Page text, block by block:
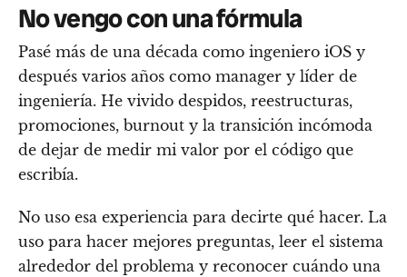
No vengo con una fórmula
Pasé más de una década como ingeniero iOS y
después varios años como manager y líder de
ingeniería. He vivido despidos, reestructuras,
promociones, burnout y la transición incómoda
de dejar de medir mi valor por el código que
escribía.
No uso esa experiencia para decirte qué hacer. La
uso para hacer mejores preguntas, leer el sistema
alrededor del problema y reconocer cuándo una